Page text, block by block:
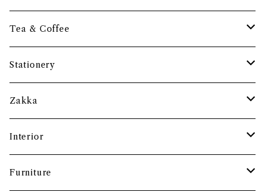
保存容器・水筒
まな板
土鍋・お鍋まわり
皿・プレート
小鉢・器
グラス・タンブラー
酒器
食卓小物
Tea & Coffee
コーヒーアイテム
ポット
カップ・ソーサー・マグ
茶托・銘々皿
Stationery
ペーパーウェイト
ペントレー
ペーパーツール
Zakka
和ろうそく
ポーチ
Interior
バスケット
Furniture